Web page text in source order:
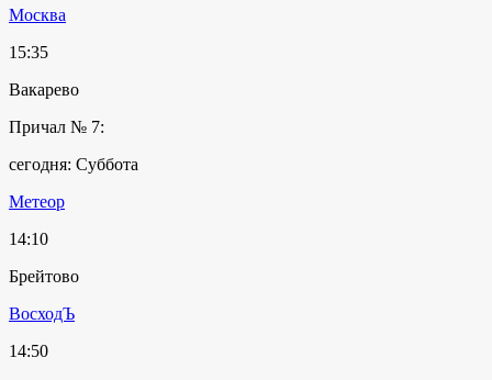
Москва
15:35
Вакарево
Причал № 7:
сегодня: Суббота
Метеор
14:10
Брейтово
ВосходЪ
14:50